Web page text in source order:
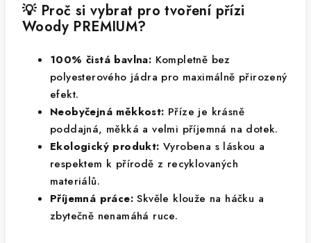
💡 Proč si vybrat pro tvoření přízi
Woody PREMIUM?
100% čistá bavlna: Kompletně bez
polyesterového jádra pro maximálně přirozený
efekt.
Neobyčejná měkkost: Příze je krásně
poddajná, měkká a velmi příjemná na dotek.
Ekologický produkt: Vyrobena s láskou a
respektem k přírodě z recyklovaných
materiálů.
Příjemná práce: Skvěle klouže na háčku a
zbytečně nenamáhá ruce.